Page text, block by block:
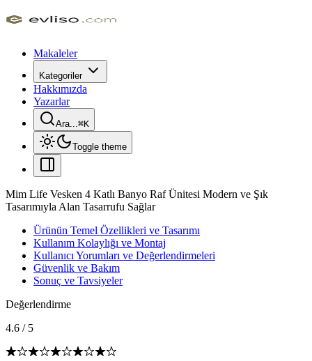
Makaleler
Kategoriler
Hakkımızda
Yazarlar
Ara...⌘K
Toggle theme
Mim Life Vesken 4 Katlı Banyo Raf Ünitesi Modern ve Şık
Tasarımıyla Alan Tasarrufu Sağlar
Ürünün Temel Özellikleri ve Tasarımı
Kullanım Kolaylığı ve Montaj
Kullanıcı Yorumları ve Değerlendirmeleri
Güvenlik ve Bakım
Sonuç ve Tavsiyeler
Değerlendirme
4.6 / 5